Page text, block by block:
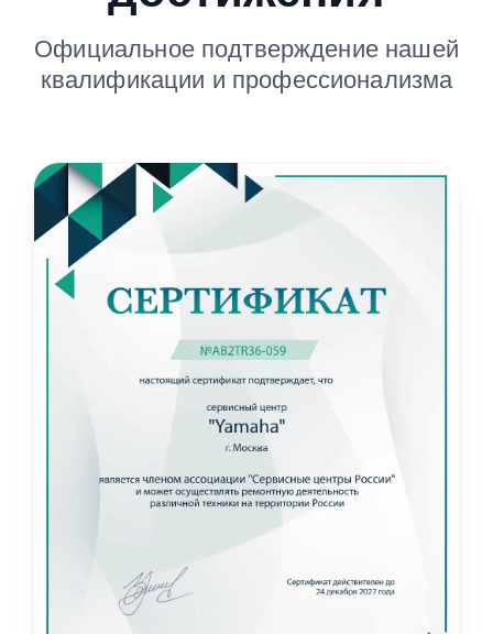
Официальное подтверждение нашей
квалификации и профессионализма